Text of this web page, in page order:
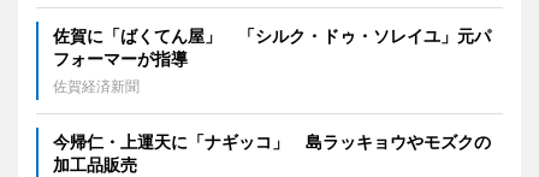
佐賀に「ばくてん屋」 「シルク・ドゥ・ソレイユ」元パ
フォーマーが指導
佐賀経済新聞
今帰仁・上運天に「ナギッコ」 島ラッキョウやモズクの
加工品販売